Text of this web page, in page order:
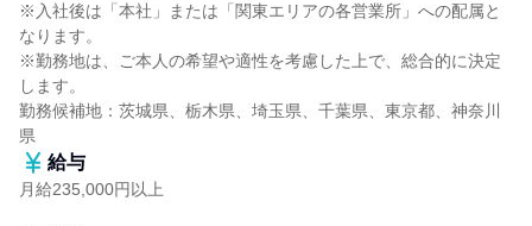
※入社後は「本社」または「関東エリアの各営業所」への配属と
なります。
※勤務地は、ご本人の希望や適性を考慮した上で、総合的に決定
します。
勤務候補地：茨城県、栃木県、埼玉県、千葉県、東京都、神奈川
県
給与
月給235,000円以上